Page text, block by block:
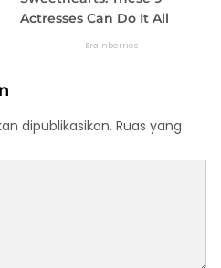
dipublikasikan. Ruas yang